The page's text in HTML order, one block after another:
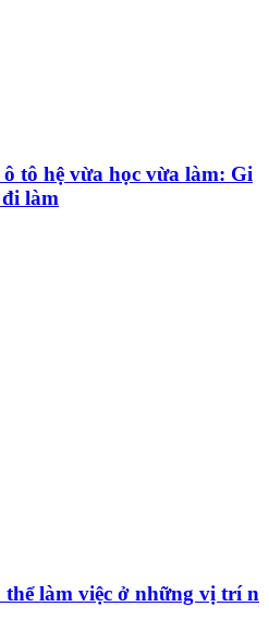
tô hệ vừa học vừa làm: Gi
làm
làm việc ở những vị trí n